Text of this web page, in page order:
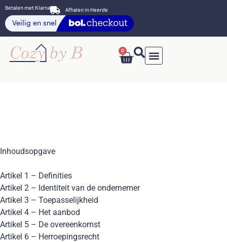
Betalen met Klarna Afhalen in Heerde
0
Inhoudsopgave
Artikel 1 – Definities
Artikel 2 – Identiteit van de ondernemer
Artikel 3 – Toepasselijkheid
Artikel 4 – Het aanbod
Artikel 5 – De overeenkomst
Artikel 6 – Herroepingsrecht